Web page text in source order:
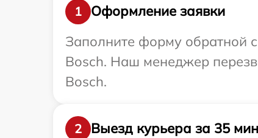
1
Оформление заявки
Заполните форму обратной
Bosch. Наш менеджер
Bosch.
2
Выезд курьера за 35